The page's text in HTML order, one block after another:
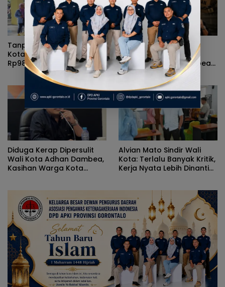
Tanpa Kehadiran Wali
Kota, Pemprov Salurkan
Rp987 Juta Kepada 395
Pelaku UMKM Kota
Gorontalo
Rizal Agu Sarankan Sri
Darsianti Tuna Tegur
Walikota Adhan Dambea
Ketimbang Dinas
Kumperindag Pemprov
Gorontalo
Diduga Kerap Dipersulit
Wali Kota Adhan Dambea,
Kasihan Warga Kota
Alvian Mato Sindir Wali
Kota: Terlalu Banyak Kritik,
Kerja Nyata Lebih Dinanti